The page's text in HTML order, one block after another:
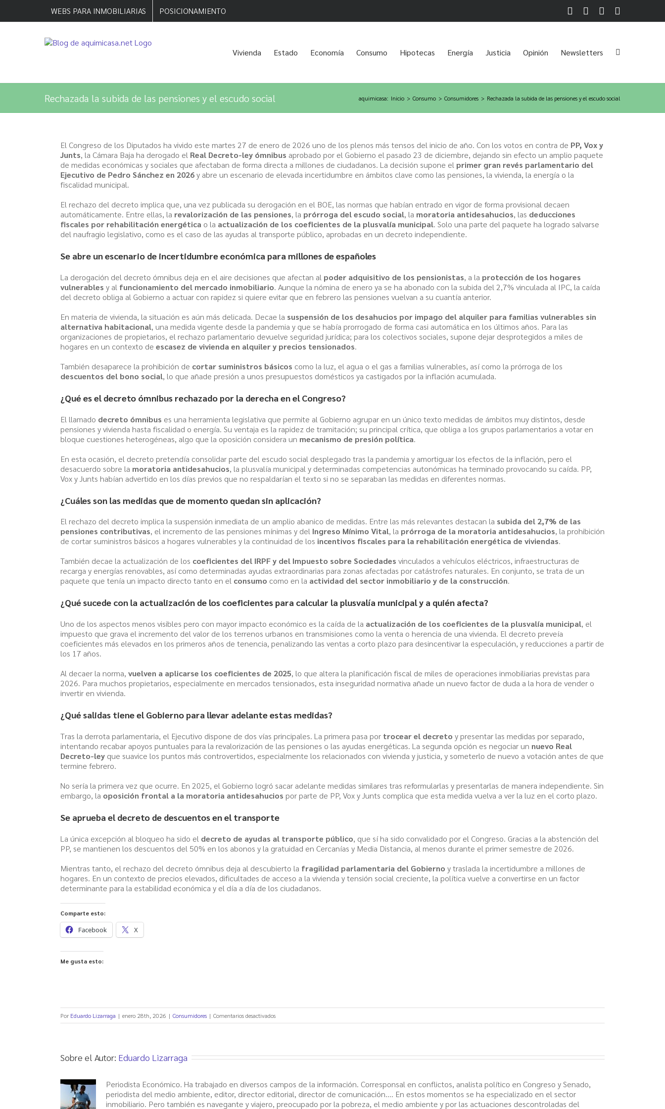
contenido
WEBS PARA INMOBILIARIAS POSICIONAMIENTO FacebookTwitterLinkedIn
Vivienda Estado Economía Consumo Hipotecas Energía Justicia Opinión Newsletters
Rechazada la subida de las pensiones y el escudo social aquimicasa: Inicio > Consumo > Consumidores > Rechazada la subida de las pensiones y el escudo social
El Congreso de los Diputados ha vivido este martes 27 de enero de 2026 uno de los plenos más tensos del inicio de año. Con los votos en contra de PP, Vox y
Junts, la Cámara Baja ha derogado el Real Decreto-ley ómnibus aprobado por el Gobierno el pasado 23 de diciembre, dejando sin efecto un amplio paquete
de medidas económicas y sociales que afectaban de forma directa a millones de ciudadanos. La decisión supone el primer gran revés parlamentario del
Ejecutivo de Pedro Sánchez en 2026y abre un escenario de elevada incertidumbre en ámbitos clave como las pensiones, la vivienda, la energía o la
fiscalidad municipal.
El rechazo del decreto implica que, una vez publicada su derogación en el BOE, las normas que habían entrado en vigor de forma provisional decaen
automáticamente. Entre ellas, la revalorización de las pensiones, la prórroga del escudo social, la moratoria antidesahucios, las deducciones
fiscales por rehabilitación energética o la actualización de los coeficientes de la plusvalía municipal. Solo una parte del paquete ha logrado salvarse
del naufragio legislativo, como es el caso de las ayudas al transporte público, aprobadas en un decreto independiente.
Se abre un escenario de incertidumbre económica para millones de españoles
La derogación del decreto ómnibus deja en el aire decisiones que afectan al poder adquisitivo de los pensionistas, a la protección de los hogares
vulnerables y al funcionamiento del mercado inmobiliario. Aunque la nómina de enero ya se ha abonado con la subida del 2,7% vinculada al IPC, la caída
del decreto obliga al Gobierno a actuar con rapidez si quiere evitar que en febrero las pensiones vuelvan a su cuantía anterior.
En materia de vivienda, la situación es aún más delicada. Decae la suspensión de los desahucios por impago del alquiler para familias vulnerables sin
alternativa habitacional, una medida vigente desde la pandemia y que se había prorrogado de forma casi automática en los últimos años. Para las
organizaciones de propietarios, el rechazo parlamentario devuelve seguridad jurídica; para los colectivos sociales, supone dejar desprotegidos a miles de
hogares en un contexto de escasez de vivienda en alquiler y precios tensionados.
También desaparece la prohibición de cortar suministros básicos como la luz, el agua o el gas a familias vulnerables, así como la prórroga de los
descuentos del bono social, lo que añade presión a unos presupuestos domésticos ya castigados por la inflación acumulada.
¿Qué es el decreto ómnibus rechazado por la derecha en el Congreso?
El llamado decreto ómnibus es una herramienta legislativa que permite al Gobierno agrupar en un único texto medidas de ámbitos muy distintos, desde
pensiones y vivienda hasta fiscalidad o energía. Su ventaja es la rapidez de tramitación; su principal crítica, que obliga a los grupos parlamentarios a votar en
bloque cuestiones heterogéneas, algo que la oposición considera un mecanismo de presión política.
En esta ocasión, el decreto pretendía consolidar parte del escudo social desplegado tras la pandemia y amortiguar los efectos de la inflación, pero el
desacuerdo sobre la moratoria antidesahucios, la plusvalía municipal y determinadas competencias autonómicas ha terminado provocando su caída. PP,
Vox y Junts habían advertido en los días previos que no respaldarían el texto si no se separaban las medidas en diferentes normas.
¿Cuáles son las medidas que de momento quedan sin aplicación?
El rechazo del decreto implica la suspensión inmediata de un amplio abanico de medidas. Entre las más relevantes destacan la subida del 2,7% de las
pensiones contributivas, el incremento de las pensiones mínimas y del Ingreso Mínimo Vital, la prórroga de la moratoria antidesahucios, la prohibición
de cortar suministros básicos a hogares vulnerables y la continuidad de los incentivos fiscales para la rehabilitación energética de viviendas.
También decae la actualización de los coeficientes del IRPF y del Impuesto sobre Sociedades vinculados a vehículos eléctricos, infraestructuras de
recarga y energías renovables, así como determinadas ayudas extraordinarias para zonas afectadas por catástrofes naturales. En conjunto, se trata de un
paquete que tenía un impacto directo tanto en el consumo como en la actividad del sector inmobiliario y de la construcción.
¿Qué sucede con la actualización de los coeficientes para calcular la plusvalía municipal y a quién afecta?
Uno de los aspectos menos visibles pero con mayor impacto económico es la caída de la actualización de los coeficientes de la plusvalía municipal, el
impuesto que grava el incremento del valor de los terrenos urbanos en transmisiones como la venta o herencia de una vivienda. El decreto preveía
coeficientes más elevados en los primeros años de tenencia, penalizando las ventas a corto plazo para desincentivar la especulación, y reducciones a partir de
los 17 años.
Al decaer la norma, vuelven a aplicarse los coeficientes de 2025, lo que altera la planificación fiscal de miles de operaciones inmobiliarias previstas para
2026. Para muchos propietarios, especialmente en mercados tensionados, esta inseguridad normativa añade un nuevo factor de duda a la hora de vender o
invertir en vivienda.
¿Qué salidas tiene el Gobierno para llevar adelante estas medidas?
Tras la derrota parlamentaria, el Ejecutivo dispone de dos vías principales. La primera pasa por trocear el decreto y presentar las medidas por separado,
intentando recabar apoyos puntuales para la revalorización de las pensiones o las ayudas energéticas. La segunda opción es negociar un nuevo Real
Decreto-leyque suavice los puntos más controvertidos, especialmente los relacionados con vivienda y justicia, y someterlo de nuevo a votación antes de que
termine febrero.
No sería la primera vez que ocurre. En 2025, el Gobierno logró sacar adelante medidas similares tras reformularlas y presentarlas de manera independiente. Sin
embargo, la oposición frontal a la moratoria antidesahucios por parte de PP, Vox y Junts complica que esta medida vuelva a ver la luz en el corto plazo.
Se aprueba el decreto de descuentos en el transporte
La única excepción al bloqueo ha sido el decreto de ayudas al transporte público, que sí ha sido convalidado por el Congreso. Gracias a la abstención del
PP, se mantienen los descuentos del 50% en los abonos y la gratuidad en Cercanías y Media Distancia, al menos durante el primer semestre de 2026.
Mientras tanto, el rechazo del decreto ómnibus deja al descubierto la fragilidad parlamentaria del Gobierno y traslada la incertidumbre a millones de
hogares. En un contexto de precios elevados, dificultades de acceso a la vivienda y tensión social creciente, la política vuelve a convertirse en un factor
determinante para la estabilidad económica y el día a día de los ciudadanos.
Comparte esto:
Facebook X
Me gusta esto:
Por Eduardo Lizarraga | enero 28th, 2026 | Consumidores | Comentarios desactivadosen
Rechazada
de
y
el
escudo
Sobre el Autor: Eduardo Lizarraga
Periodista Económico. Ha trabajado en diversos campos de la información. Corresponsal en conflictos, analista político en Congreso y Senado,
periodista del medio ambiente, editor, director editorial, director de comunicación.... En estos momentos se ha especializado en el sector
inmobiliario. Pero también es navegante y viajero, preocupado por la pobreza, el medio ambiente y por las actuaciones descontroladas del